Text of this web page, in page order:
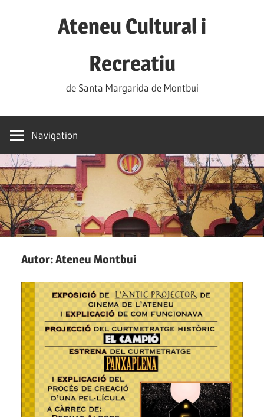
Ateneu Cultural i
Recreatiu
de Santa Margarida de Montbui
Navigation
Autor:Ateneu Montbui